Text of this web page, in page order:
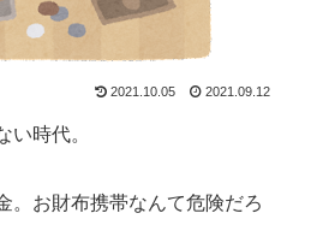
2021.10.05 2021.09.12
い時代。
。お財布携帯なんて危険だろ